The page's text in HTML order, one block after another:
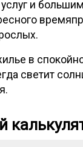
и
в
светит